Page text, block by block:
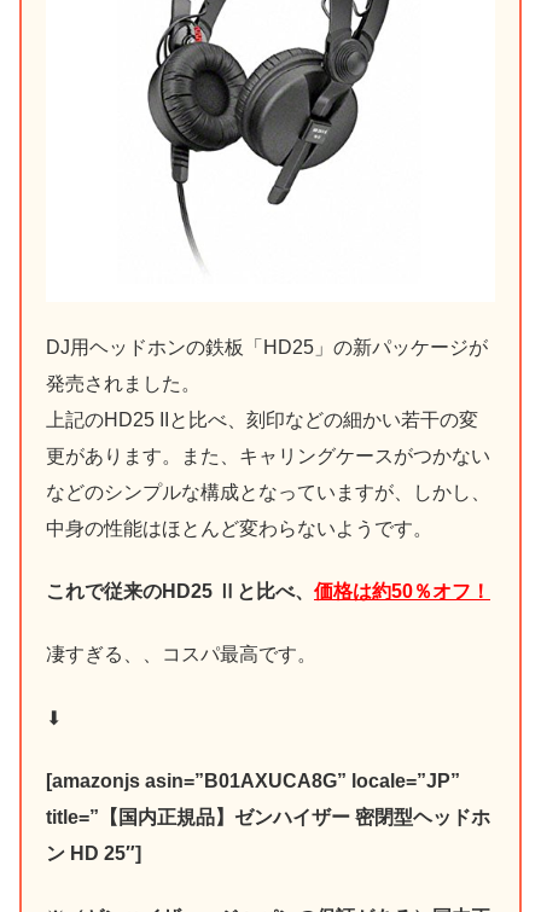
DJ用ヘッドホンの鉄板「HD25」の新パッケージが
発売されました。
上記のHD25 IIと比べ、刻印などの細かい若干の変
更があります。また、キャリングケースがつかない
などのシンプルな構成となっていますが、しかし、
中身の性能はほとんど変わらないようです。
これで従来のHD25 Ⅱと比べ、 価格は約50％オフ！
凄すぎる、、コスパ最高です。
⬇︎
[amazonjs asin=”B01AXUCA8G” locale=”JP”
title=”【国内正規品】ゼンハイザー 密閉型ヘッドホ
ン HD 25″]